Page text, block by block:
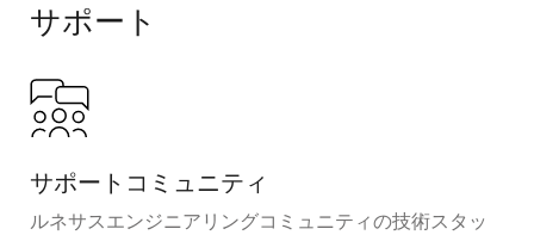
サポート
サポートコミュニティ
ルネサスエンジニアリングコミュニティの技術スタッ